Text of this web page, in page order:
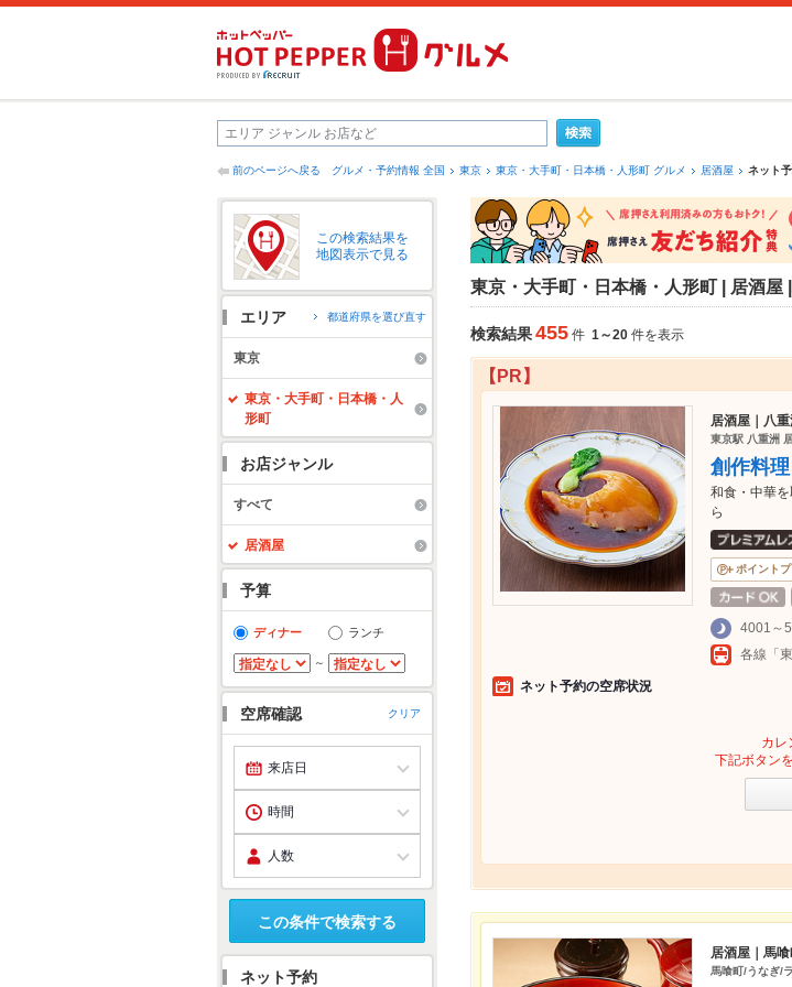
前のページへ戻る グルメ・予約情報 全国 東京 東京・大手町・日本橋・人形町 グルメ 居酒屋 ネット
この検索結果を
地図表示で見る
エリア 都道府県を選び直す
東京
東京・大手町・日本橋・人
形町
お店ジャンル
すべて
居酒屋
予算
ディナー ランチ
～
空席確認 クリア
この条件で検索する
ネット予約
東京・大手町・日本橋・人形町 | 居酒
検索結果455 件 1～20 件を表示
【PR】
居酒屋｜八重
東京駅 八重洲
創作料
和食・中華
ら
ポイント
4001～
各線「
ネット予約の空席状況
カレ
下記ボタン
居酒屋｜馬
馬喰町/うなぎ/